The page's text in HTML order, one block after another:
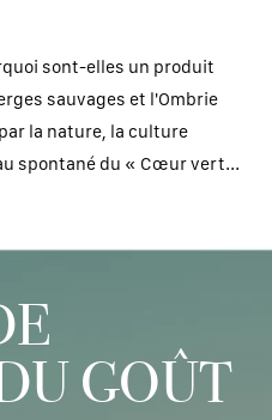
sont-elles un produit
sauvages et l'Ombrie
la nature, la culture
spontané du « Cœur vert...
GOÛT